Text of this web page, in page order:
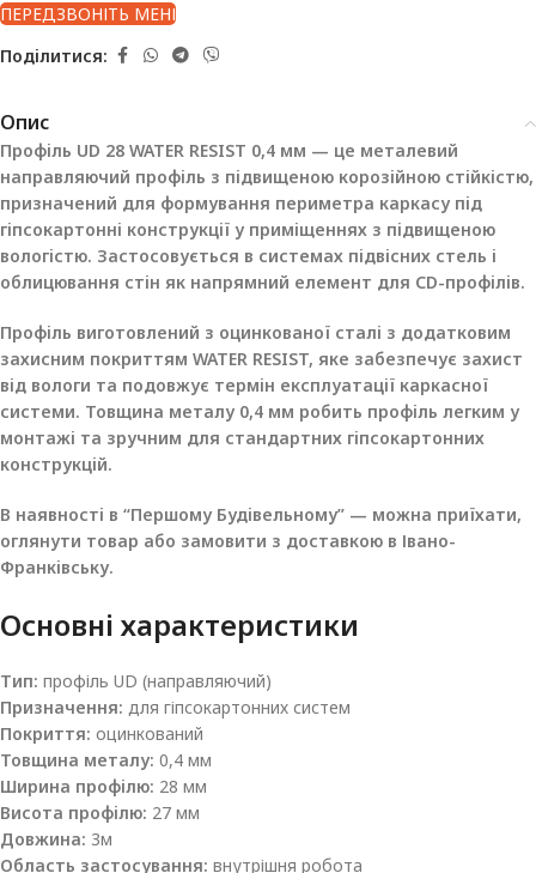
ПЕРЕДЗВОНІТЬ МЕНІ
Поділитися:
Опис
Профіль UD 28 WATER RESIST 0,4 мм — це металевий
направляючий профіль з підвищеною корозійною стійкістю,
призначений для формування периметра каркасу під
гіпсокартонні конструкції у приміщеннях з підвищеною
вологістю. Застосовується в системах підвісних стель і
облицювання стін як напрямний елемент для CD-профілів.
Профіль виготовлений з оцинкованої сталі з додатковим
захисним покриттям WATER RESIST, яке забезпечує захист
від вологи та подовжує термін експлуатації каркасної
системи. Товщина металу 0,4 мм робить профіль легким у
монтажі та зручним для стандартних гіпсокартонних
конструкцій.
В наявності в “Першому Будівельному” — можна приїхати,
оглянути товар або замовити з доставкою в Івано-
Франківську.
Основні характеристики
Тип: профіль UD (направляючий)
Призначення: для гіпсокартонних систем
Покриття: оцинкований
Товщина металу: 0,4 мм
Ширина профілю: 28 мм
Висота профілю: 27 мм
Довжина: 3м
Область застосування: внутрішня робота